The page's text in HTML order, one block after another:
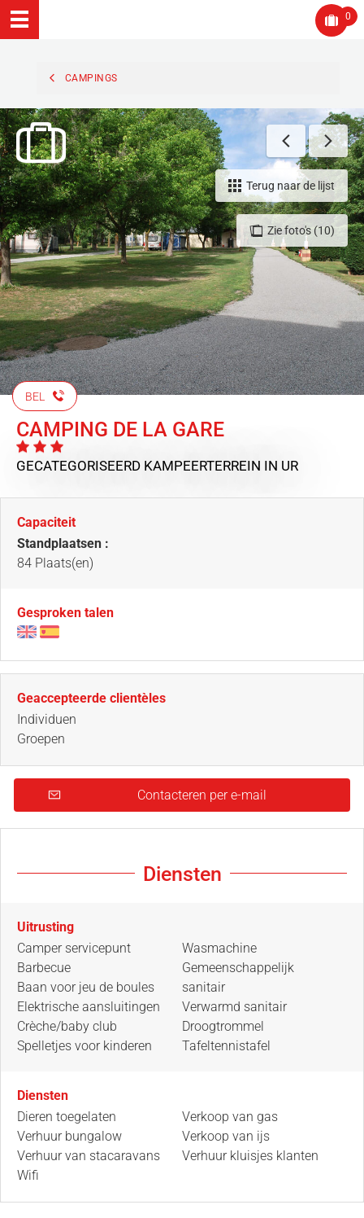
0
CAMPINGS
Zie foto's (10)
Terug naar de lijst
BEL
CAMPING DE LA GARE
GECATEGORISEERD KAMPEERTERREIN IN UR
Capaciteit
Standplaatsen :
84 Plaats(en)
Gesproken talen
Geaccepteerde clientèles
Individuen
Groepen
Contacteren per e-mail
Diensten
Uitrusting
Camper servicepunt
Barbecue
Baan voor jeu de boules
Elektrische aansluitingen
Crèche/baby club
Spelletjes voor kinderen
Wasmachine
Gemeenschappelijk
sanitair
Verwarmd sanitair
Droogtrommel
Tafeltennistafel
Diensten
Dieren toegelaten
Verhuur bungalow
Verhuur van stacaravans
Wifi
Verkoop van gas
Verkoop van ijs
Verhuur kluisjes klanten